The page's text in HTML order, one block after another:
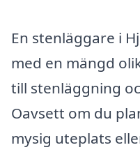
En stenläggare i
med en mängd
till stenläggning
Oavsett om du
mysig uteplats